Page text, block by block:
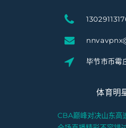
毕节市币霉
体育明
CBA巅峰对决山东高